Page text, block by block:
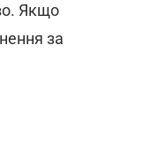
Якщо
за